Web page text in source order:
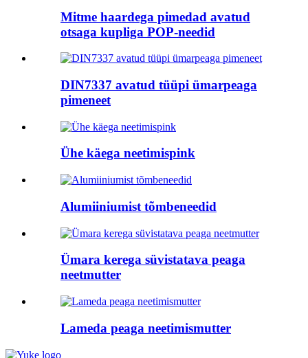
Mitme haardega pimedad avatud
otsaga kupliga POP-needid
DIN7337 avatud tüüpi ümarpeaga
pimeneet
Ühe käega neetimispink
Alumiiniumist tõmbeneedid
Ümara kerega süvistatava peaga
neetmutter
Lameda peaga neetimismutter